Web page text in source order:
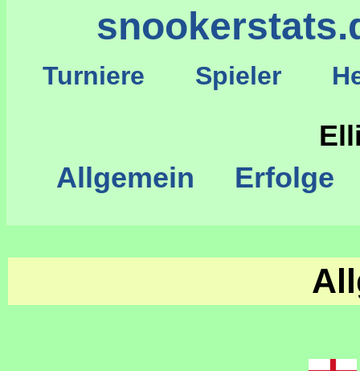
Turniere Spieler
Allgemein Erfolge